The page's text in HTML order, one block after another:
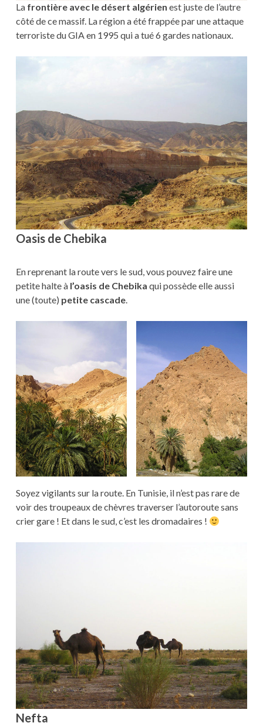
La frontière avec le désert algérien est juste de l’autre
côté de ce massif. La région a été frappée par une attaque
terroriste du GIA en 1995 qui a tué 6 gardes nationaux.
Oasis de Chebika
En reprenant la route vers le sud, vous pouvez faire une
petite halte à l’oasis de Chebika qui possède elle aussi
une (toute) petite cascade.
Soyez vigilants sur la route. En Tunisie, il n’est pas rare de
voir des troupeaux de chèvres traverser l’autoroute sans
crier gare ! Et dans le sud, c’est les dromadaires !
Nefta